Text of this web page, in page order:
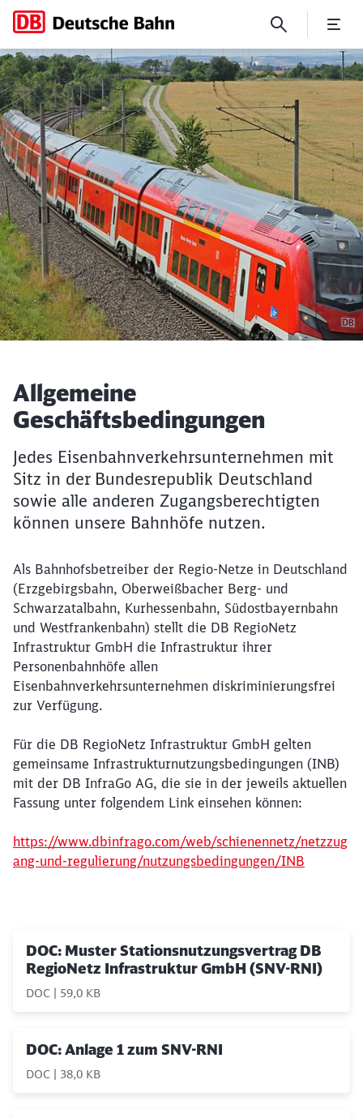
Allgemeine
Artikel:
Allgemeine
Geschäftsbedingungen
Jedes Eisenbahnverkehrsunternehmen mit
Sitz in der Bundesrepublik Deutschland
sowie alle anderen Zugangsberechtigten
können unsere Bahnhöfe nutzen.
Als Bahnhofsbetreiber der Regio-Netze in Deutschland
(Erzgebirgsbahn, Oberweißbacher Berg- und
Schwarzatalbahn, Kurhessenbahn, Südostbayernbahn
und Westfrankenbahn) stellt die DB RegioNetz
Infrastruktur GmbH die Infrastruktur ihrer
Personenbahnhöfe allen
Eisenbahnverkehrsunternehmen diskriminierungsfrei
zur Verfügung.
Für die DB RegioNetz Infrastruktur GmbH gelten
gemeinsame Infrastrukturnutzungsbedingungen (INB)
mit der DB InfraGo AG, die sie in der jeweils aktuellen
Fassung unter folgendem Link einsehen können:
https://www.dbinfrago.com/web/schienennetz/netzzug
ang-und-regulierung/nutzungsbedingungen/INB
DOC: Muster Stationsnutzungsvertrag DB
RegioNetz Infrastruktur GmbH (SNV-RNI)
DOC | 59,0 KB
DOC: Anlage 1 zum SNV-RNI
DOC | 38,0 KB